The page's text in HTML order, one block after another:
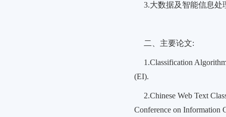
3.大数据及智能信息处
二、主要论文:
1.Classification
(EI).
2.Chinese Web Text
Conference on Information